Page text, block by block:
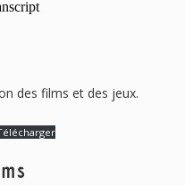
des films et des jeux.